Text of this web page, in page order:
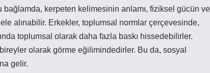
bağlamda, kerpeten kelimesinin anlamı, fiziksel gücün ve
alınabilir. Erkekler, toplumsal normlar çerçevesinde,
toplumsal olarak daha fazla baskı hissedebilirler.
olarak görme eğilimindedirler. Bu da, sosyal
gelir.